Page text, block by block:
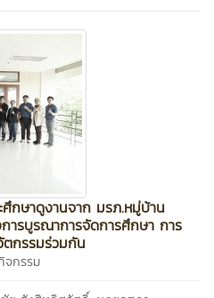
กษาดูงานจาก มรภ.หมู่บ้าน
ารบูรณาการจัดการศึกษา การ
กรรมร่วมกัน
จกรรม